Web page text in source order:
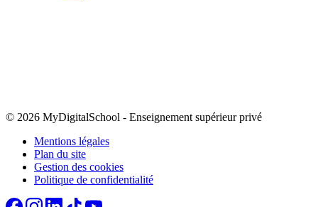
© 2026 MyDigitalSchool - Enseignement supérieur privé
Mentions légales
Plan du site
Gestion des cookies
Politique de confidentialité